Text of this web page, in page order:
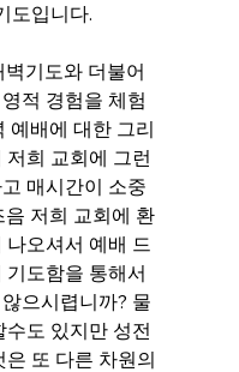
도입니다.
기도와 더불어
적 경험을 체험
예배에 대한 그리
희 교회에 그런
매시간이 소중
저희 교회에 환
오셔서 예배 드
도함을 통해서
으시렵니까? 물
도 있지만 성전
또 다른 차원의